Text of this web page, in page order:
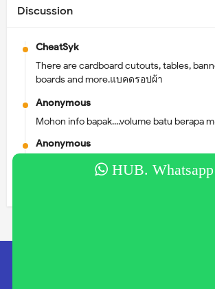
HUB. Whatsapp
Discussion
CheatSyk
There are cardboard cutouts, tables,
boards and more.แบคดรอปผ้า
Anonymous
Mohon info bapak....volume batu berapa
Anonymous
Maaf nomor WA nya berapa ya